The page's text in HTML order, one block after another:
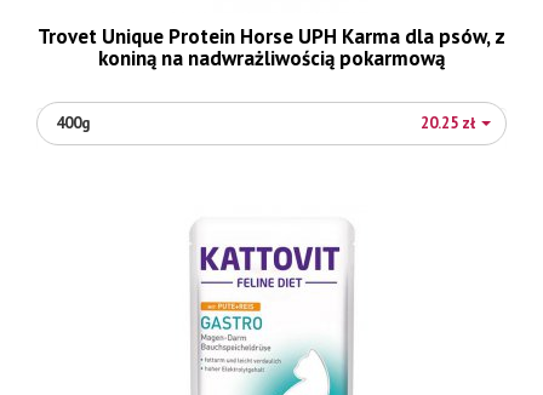
Trovet Unique Protein Horse UPH Karma dla psów, z
koniną na nadwrażliwością pokarmową
400g 20.25 zł